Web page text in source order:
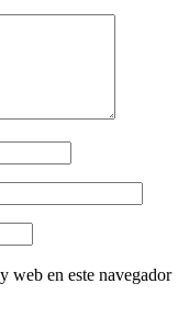
web en este navegador